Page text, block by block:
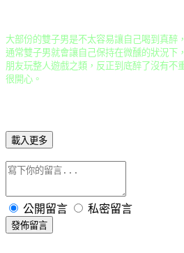
大部份的雙子男是不太容易讓自己喝到真醉
通常雙子男就會讓自己保持在微醺的狀況下
朋友玩整人遊戲之類，反正到底醉了沒有不
很開心。
載入更多
公開留言 私密留言
發佈留言